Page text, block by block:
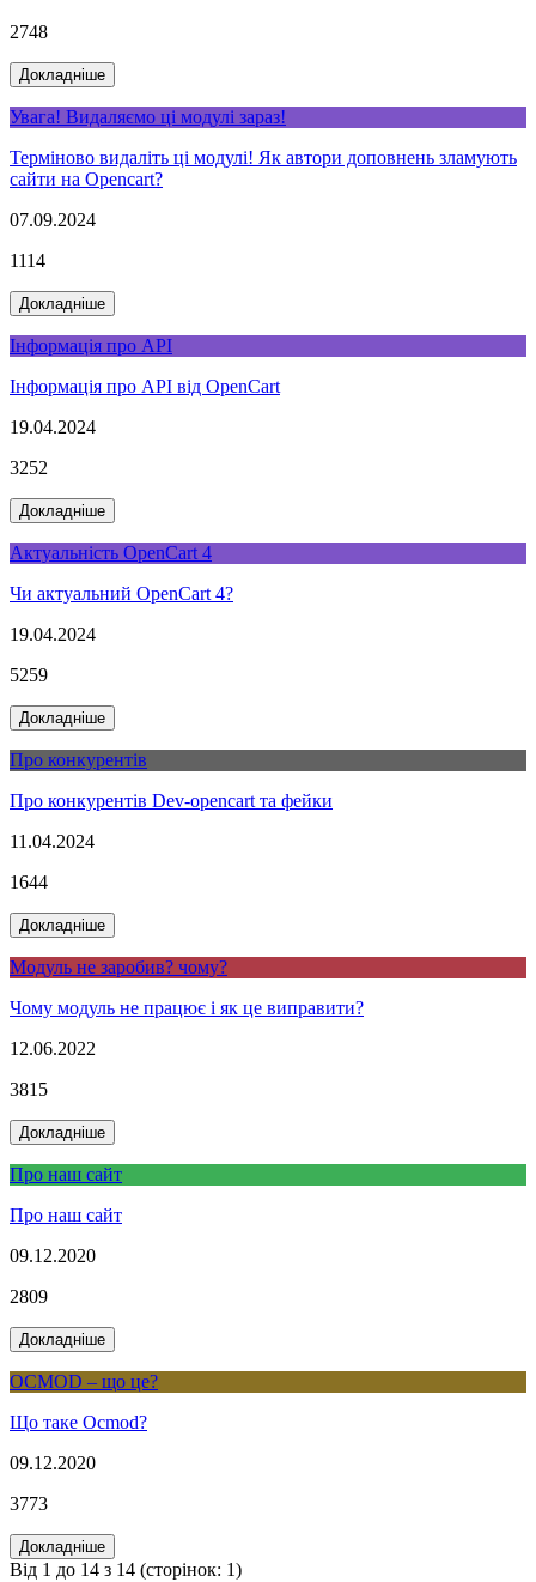
2748
Докладніше
Увага! Видаляємо ці модулі зараз!
Терміново видаліть ці модулі! Як автори доповнень зламують
сайти на Opencart?
07.09.2024
1114
Докладніше
Інформація про API
Інформація про API від OpenСart
19.04.2024
3252
Докладніше
Актуальність OpenCart 4
Чи актуальний OpenCart 4?
19.04.2024
5259
Докладніше
Про конкурентів
Про конкурентів Dev-opencart та фейки
11.04.2024
1644
Докладніше
Модуль не заробив? чому?
Чому модуль не працює і як це виправити?
12.06.2022
3815
Докладніше
Про наш сайт
Про наш сайт
09.12.2020
2809
Докладніше
OCMOD – що це?
Що таке Ocmod?
09.12.2020
3773
Докладніше
Від 1 до 14 з 14 (сторінок: 1)